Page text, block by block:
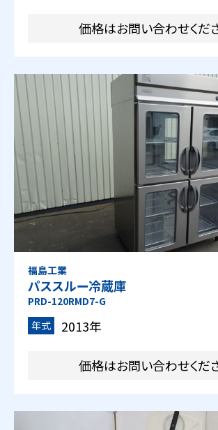
価格はお問い合わせくだ
福島工業
パススルー冷蔵庫
PRD-120RMD7-G
年式
2013年
価格はお問い合わせくだ